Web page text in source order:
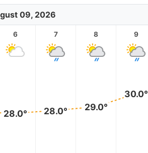
09, 2026
6
28.0°
7
28.0°
8
29.0°
9
30.0°